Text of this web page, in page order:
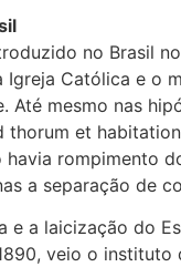
no Brasil
Igreja Católica e o
Até mesmo nas
thorum et
havia rompimento
a separação de
e a laicização do
veio o